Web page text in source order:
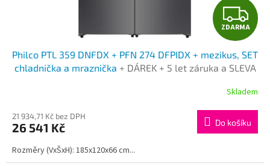
Z
D
A
R
M
A
ZDARMA
Philco PTL 359 DNFDX + PFN 274 DFPIDX + mezikus, SET
chladnička a mraznička + DÁREK + 5 let záruka a SLEVA
Skladem
21 934,71 Kč bez DPH
26 541 Kč Do košíku
Rozměry (VxŠxH): 185x120x66 cm...